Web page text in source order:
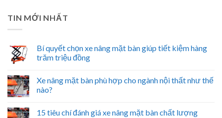
TIN MỚI NHẤT
Bí quyết chọn xe nâng mặt bàn giúp tiết kiệm hàng
trăm triệu đồng
Xe nâng mặt bàn phù hợp cho ngành nội thất như thế
nào?
15 tiêu chí đánh giá xe nâng mặt bàn chất lượng